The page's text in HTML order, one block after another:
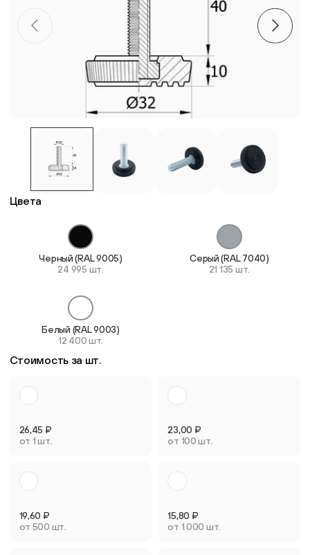
Цвета
Черный (RAL 9005)
24 995 шт.
Серый (RAL 7040)
21 135 шт.
Белый (RAL 9003)
12 400 шт.
Стоимость за шт.
26,45 ₽
от 1 шт.
23,00 ₽
от 100 шт.
19,60 ₽
от 500 шт.
15,80 ₽
от 1 000 шт.
Пластиковые столешницы для школьных парт
Комплектующие для мебели
Система выравнивания плитки
Дюбель